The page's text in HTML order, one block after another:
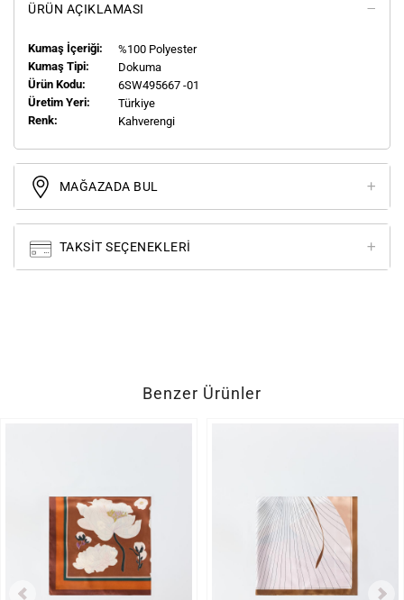
ÜRÜN AÇIKLAMASI
Kumaş İçeriği:
%100 Polyester
Kumaş Tipi:
Dokuma
Ürün Kodu:
6SW495667 -01
Üretim Yeri:
Türkiye
Renk:
Kahverengi
MAĞAZADA BUL
TAKSIT SEÇENEKLERI
Benzer Ürünler